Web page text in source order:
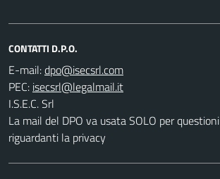
CONTATTI D.P.O.
E-mail:
PEC:
I.S.E.C. Srl
La mail del DPO va usata SOLO per questioni
riguardanti la privacy